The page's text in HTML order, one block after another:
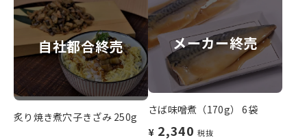
自社都合終売
炙り焼き煮穴子きざみ 250g
メーカー終売
さば味噌煮（170g） 6袋
¥ 2,340 税抜